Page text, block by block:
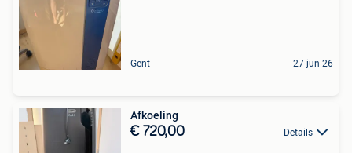
Gent 27 jun 26
Afkoeling
€ 720,00 Details